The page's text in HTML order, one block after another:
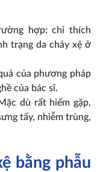
hợp: chỉ thích
trạng da chảy xệ ở
của phương pháp
của bác sĩ.
dù rất hiếm gặp,
tấy, nhiễm trùng,
bằng phẫu